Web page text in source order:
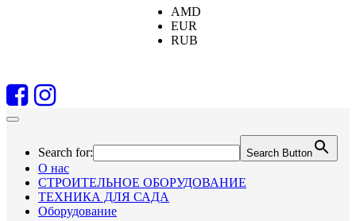
AMD
EUR
RUB
Search for: Search Button
О нас
СТРОИТЕЛЬНОЕ ОБОРУДОВАНИЕ
ТЕХНИКА ДЛЯ САДА
Оборудование